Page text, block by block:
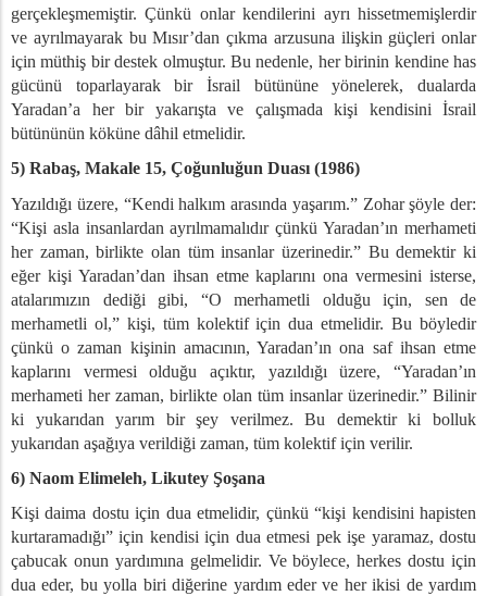
gerçekleşmemiştir. Çünkü onlar kendilerini ayrı hissetmemişlerdir
ve ayrılmayarak bu Mısır’dan çıkma arzusuna ilişkin güçleri onlar
için müthiş bir destek olmuştur. Bu nedenle, her birinin kendine has
gücünü toparlayarak bir İsrail bütününe yönelerek, dualarda
Yaradan’a her bir yakarışta ve çalışmada kişi kendisini İsrail
bütününün köküne dâhil etmelidir.
5) Rabaş, Makale 15, Çoğunluğun Duası (1986)
Yazıldığı üzere, “Kendi halkım arasında yaşarım.” Zohar şöyle der:
“Kişi asla insanlardan ayrılmamalıdır çünkü Yaradan’ın merhameti
her zaman, birlikte olan tüm insanlar üzerinedir.” Bu demektir ki
eğer kişi Yaradan’dan ihsan etme kaplarını ona vermesini isterse,
atalarımızın dediği gibi, “O merhametli olduğu için, sen de
merhametli ol,” kişi, tüm kolektif için dua etmelidir. Bu böyledir
çünkü o zaman kişinin amacının, Yaradan’ın ona saf ihsan etme
kaplarını vermesi olduğu açıktır, yazıldığı üzere, “Yaradan’ın
merhameti her zaman, birlikte olan tüm insanlar üzerinedir.” Bilinir
ki yukarıdan yarım bir şey verilmez. Bu demektir ki bolluk
yukarıdan aşağıya verildiği zaman, tüm kolektif için verilir.
6) Naom Elimeleh, Likutey Şoşana
Kişi daima dostu için dua etmelidir, çünkü “kişi kendisini hapisten
kurtaramadığı” için kendisi için dua etmesi pek işe yaramaz, dostu
çabucak onun yardımına gelmelidir. Ve böylece, herkes dostu için
dua eder, bu yolla biri diğerine yardım eder ve her ikisi de yardım